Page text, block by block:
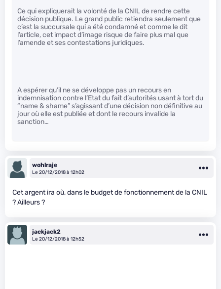
Ce qui expliquerait la volonté de la CNIL de rendre cette
décision publique. Le grand public retiendra seulement que
c’est la succursale qui a été condamné et comme le dit
l’article, cet impact d’image risque de faire plus mal que
l’amende et ses contestations juridiques.
A espérer qu’il ne se développe pas un recours en
indemnisation contre l’Etat du fait d’autorités usant à tort du
“name & shame” s’agissant d’une décision non définitive au
jour où elle est publiée et dont le recours invalide la
sanction…
wohlraje
Le 20/12/2018 à 12h02
Cet argent ira où, dans le budget de fonctionnement de la CNIL
? Ailleurs ?
jackjack2
Le 20/12/2018 à 12h52